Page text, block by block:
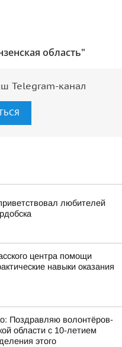
область"
Telegram-канал
любителей
центра помощи
навыки оказания
Поздравляю волонтёров-
области с 10-летием
этого